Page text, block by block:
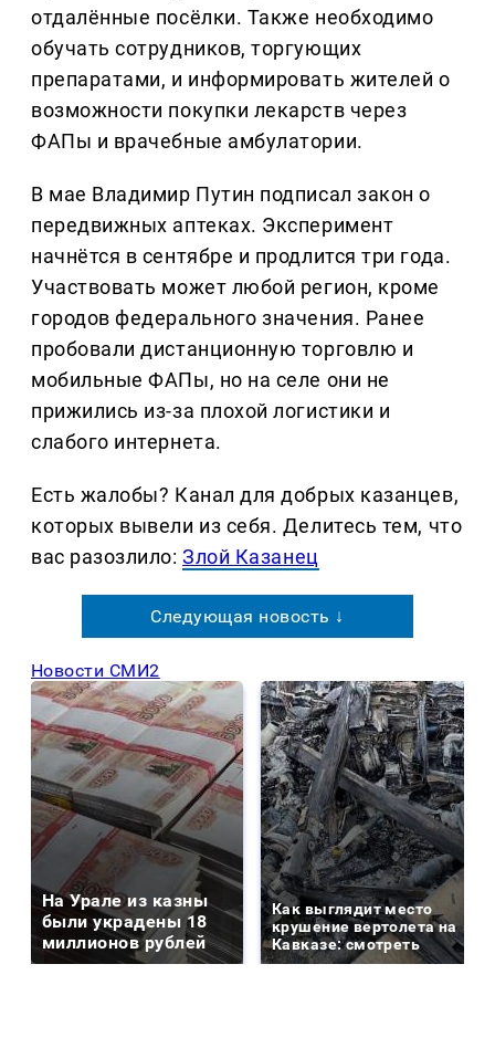
отдалённые посёлки. Также необходимо
обучать сотрудников, торгующих
препаратами, и информировать жителей о
возможности покупки лекарств через
ФАПы и врачебные амбулатории.
В мае Владимир Путин подписал закон о
передвижных аптеках. Эксперимент
начнётся в сентябре и продлится три года.
Участвовать может любой регион, кроме
городов федерального значения. Ранее
пробовали дистанционную торговлю и
мобильные ФАПы, но на селе они не
прижились из-за плохой логистики и
слабого интернета.
Есть жалобы? Канал для добрых казанцев,
которых вывели из себя. Делитеcь тем, что
вас разозлило:Злой Казанец
Следующая новость ↓
Новости СМИ2
На Урале из казны
были украдены 18
миллионов рублей
Как выглядит место
крушение вертолета на
Кавказе: смотреть